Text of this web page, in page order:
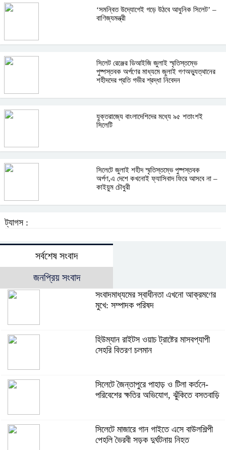
‘সমন্বিত উদ্যোগেই গড়ে উঠবে আধুনিক সিলেট’ –
বাণিজ্যমন্ত্রী
সিলেট রেঞ্জের ডিআইজি জুলাই স্মৃতিস্তম্ভে
পুষ্পস্তবক অর্পণের মাধ্যমে জুলাই গণঅভ্যুত্থানের
শহীদদের প্রতি গভীর শ্রদ্ধা নিবেদন
যুক্তরাজ্যে বাংলাদেশিদের মধ্যে ৯৫ শতাংশই
সিলেটি
সিলেটে জুলাই শহীদ স্মৃতিস্তম্ভে পুষ্পস্তবক
অর্পণ,এ দেশে কখনোই ফ্যাসিবাদ ফিরে আসবে না –
কাইয়ুম চৌধুরী
ট্যাগস :
সর্বশেষ সংবাদ
জনপ্রিয় সংবাদ
সংবাদমাধ্যমের স্বাধীনতা এখনো আক্রমণের
মুখে: সম্পাদক পরিষদ
হিউম্যান রাইটস ওয়াচ ট্রাষ্টের মাসবপ্যাপী
সেহরি বিতরণ চলমান
সিলেটে জৈন্তাপুরে পাহাড় ও টিলা কর্তনে-
পরিবেশের ক্ষতির অভিযোগ, ঝুঁকিতে বসতবাড়ি
সিলেটে মাজারে গান গাইতে এসে বাউলশিল্পী
পেহলি ভৈরবী সড়ক দুর্ঘটনায় নিহত